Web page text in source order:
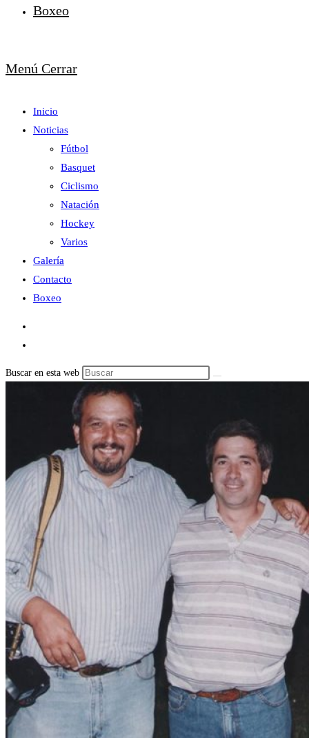
Boxeo
Menú Cerrar
Inicio
Noticias
Fútbol
Basquet
Ciclismo
Natación
Hockey
Varios
Galería
Contacto
Boxeo
Buscar en esta web